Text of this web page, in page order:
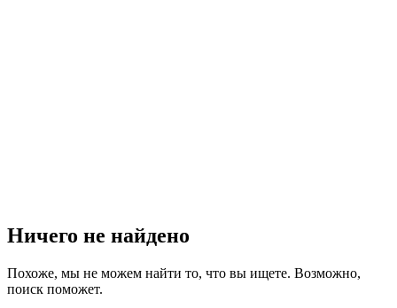
Ничего не найдено
Похоже, мы не можем найти то, что вы ищете. Возможно,
поиск поможет.